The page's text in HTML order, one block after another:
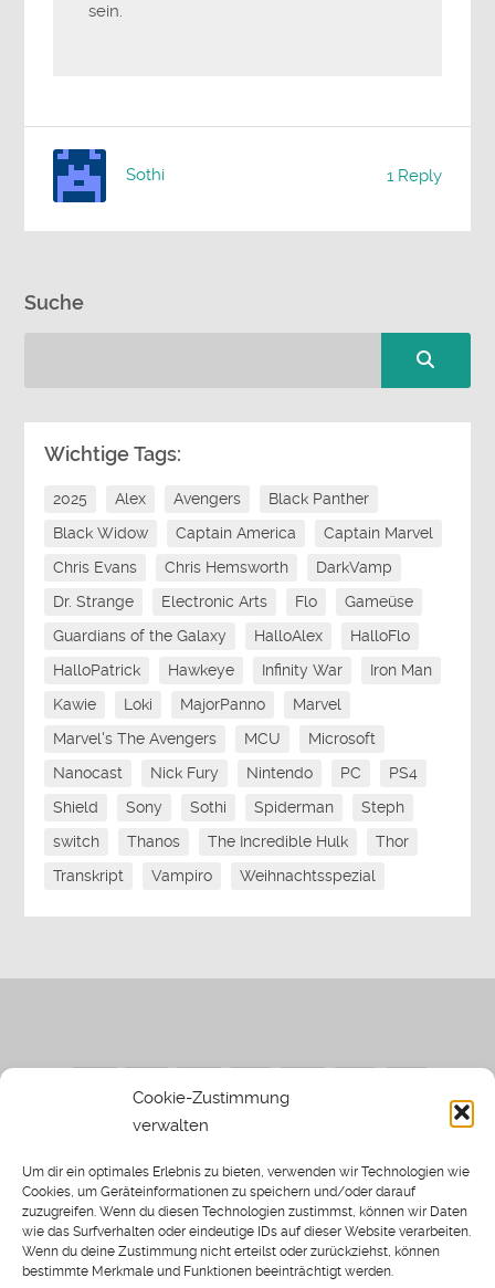
Cookie-Zustimmung
verwalten
Um dir ein optimales Erlebnis zu bieten, verwenden wir Technologien wie
Cookies, um Geräteinformationen zu speichern und/oder darauf
zuzugreifen. Wenn du diesen Technologien zustimmst, können wir Daten
wie das Surfverhalten oder eindeutige IDs auf dieser Website verarbeiten.
Wenn du deine Zustimmung nicht erteilst oder zurückziehst, können
bestimmte Merkmale und Funktionen beeinträchtigt werden.
sein.
1 Reply
Sothi
Suche
Wichtige Tags:
2025 Alex Avengers
Black Panther
Black Widow
Captain America
Captain Marvel
Chris Evans
Chris Hemsworth
DarkVamp
Dr. Strange
Electronic Arts Flo
Gameüse
Guardians of the Galaxy
HalloAlex
HalloFlo
HalloPatrick
Hawkeye Infinity War
Iron Man
Kawie
Loki MajorPanno
Marvel
Marvel's The Avengers
MCU
Microsoft
Nanocast
Nick Fury Nintendo PC
PS4
Shield
Sony Sothi Spiderman
Steph
switch
Thanos The Incredible Hulk
Thor
Transkript
Vampiro Weihnachtsspezial
Spielwiese